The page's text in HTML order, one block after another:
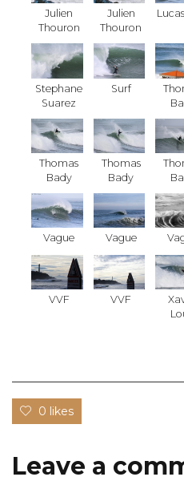
Julien
Thouron
Julien
Thouron
Stephane
Suarez
Surf
Thomas
Bady
Thomas
Bady
Vague Vague
VVF VVF
0 likes
Leave a